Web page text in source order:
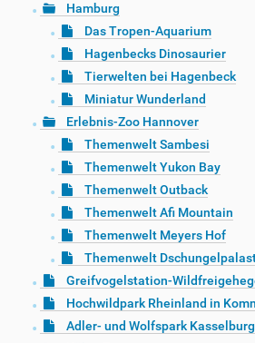
Hamburg
Das Tropen-Aquarium
Hagenbecks Dinosaurier
Tierwelten bei Hagenbeck
Miniatur Wunderland
Erlebnis-Zoo Hannover
Themenwelt Sambesi
Themenwelt Yukon Bay
Themenwelt Outback
Themenwelt Afi Mountain
Themenwelt Meyers Hof
Themenwelt
Greifvogelstation-
Hochwildpark Rheinland in
Adler- und Wolfspark Kasselburg